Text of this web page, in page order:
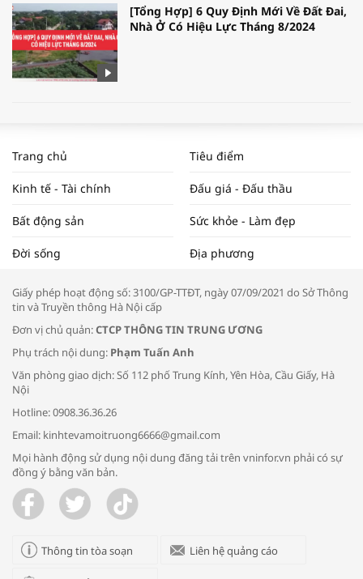
[Tổng Hợp] 6 Quy Định Mới Về Đất Đai,
Nhà Ở Có Hiệu Lực Tháng 8/2024
NAM NĂM 2024 VÀ NĂM 2025 | NHỊP
ĐẬP THỊ TRƯỜNG #62
Tọa đàm “Xúc tiến thương mại: Khơi
Bác sĩ tư vấn cách phòng tránh bệnh
Trao yêu thương cho em
Trang chủ Tiêu điểm
Kinh tế - Tài chính Đấu giá - Đấu thầu
Bất động sản Sức khỏe - Làm đẹp
Đời sống Địa phương
Giấy phép hoạt động số: 3100/GP-TTĐT, ngày 07/09/2021 do Sở Thông
tin và Truyền thông Hà Nội cấp
Đơn vị chủ quản:CTCP THÔNG TIN TRUNG ƯƠNG
Phụ trách nội dung: Phạm Tuấn Anh
Văn phòng giao dịch: Số 112 phố Trung Kính, Yên Hòa, Cầu Giấy, Hà
Nội
Hotline: 0908.36.36.26
Email: kinhtevamoitruong6666@gmail.com
Mọi hành động sử dụng nội dung đăng tải trên vninfor.vn phải có sự
đồng ý bằng văn bản.
Thông tin tòa soạn Liên hệ quảng cáo